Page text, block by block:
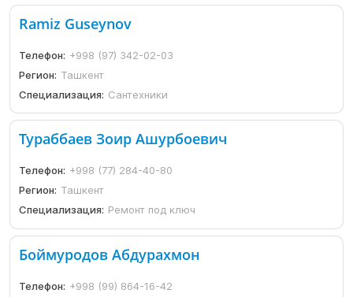
Ramiz Guseynov
Телефон: +998 (97) 342-02-03
Регион: Ташкент
Специализация: Сантехники
Тураббаев Зоир Ашурбоевич
Телефон: +998 (77) 284-40-80
Регион: Ташкент
Специализация: Ремонт под ключ
Боймуродов Абдурахмон
Телефон: +998 (99) 864-16-42